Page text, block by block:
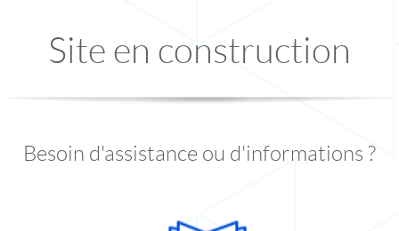
Site en construction
Besoin d'assistance ou d'informations ?